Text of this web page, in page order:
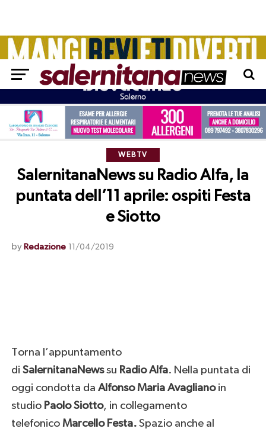
WEBTV
SalernitanaNews su Radio Alfa, la
puntata dell’11 aprile: ospiti Festa
e Siotto
by Redazione 11/04/2019
Torna l’appuntamento
di SalernitanaNewssu Radio Alfa. Nella puntata di
oggi condotta da Alfonso Maria Avagliano in
studio Paolo Siotto, in collegamento
telefonico Marcello Festa. Spazio anche al